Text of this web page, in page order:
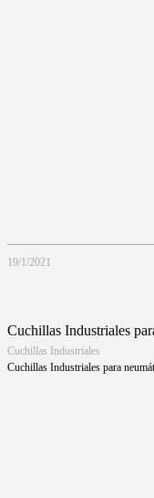
19/1/2021
Cuchillas Industriales
Cuchillas Industriales
Cuchillas Industriales para